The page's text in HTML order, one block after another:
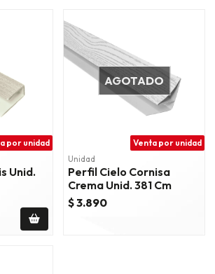
por unidad
Unid.
AGOTADO
Venta por unidad
Unidad
Perfil Cielo Cornisa
Crema Unid. 381 Cm
$ 3.890